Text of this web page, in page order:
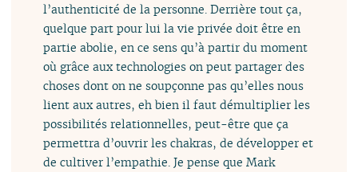
l’authenticité de la personne. Derrière tout ça,
quelque part pour lui la vie privée doit être en
partie abolie, en ce sens qu’à partir du moment
où grâce aux technologies on peut partager des
choses dont on ne soupçonne pas qu’elles nous
lient aux autres, eh bien il faut démultiplier les
possibilités relationnelles, peut-être que ça
permettra d’ouvrir les chakras, de développer et
de cultiver l’empathie. Je pense que Mark